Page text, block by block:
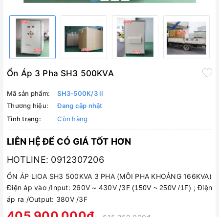
Ổn Áp 3 Pha SH3 500KVA
Mã sản phẩm:
SH3-500K/3 II
Thương hiệu:
Đang cập nhật
Tình trạng:
Còn hàng
LIÊN HỆ ĐỂ CÓ GIÁ TỐT HƠN
HOTLINE: 0912307206
ỔN ÁP LIOA SH3 500KVA 3 PHA (MỖI PHA KHOẢNG 166KVA)
Điện áp vào /Input: 260V ~ 430V /3F (150V ~ 250V /1F) ; Điện
áp ra /Output: 380V /3F